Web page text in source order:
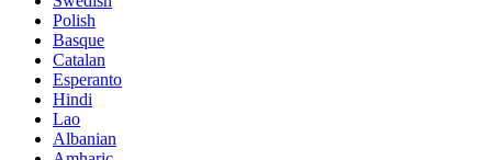
Polish
Basque
Catalan
Esperanto
Hindi
Lao
Albanian